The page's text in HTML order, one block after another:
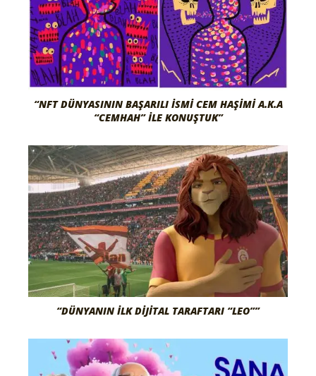
“NFT DÜNYASININ BAŞARILI İSMI CEM HAŞIMI A.K.A
“CEMHAH” İLE KONUŞTUK”
“DÜNYANIN İLK DIJITAL TARAFTARI “LEO””